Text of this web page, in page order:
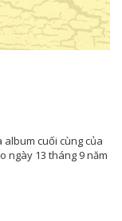
cuối cùng của
ngày 13 tháng 9 năm